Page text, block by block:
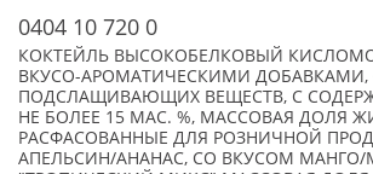
0404 10 720 0
КОКТЕЙЛЬ ВЫСОКОБЕЛКОВЫЙ
ВКУСО-АРОМАТИЧЕСКИМИ
ПОДСЛАЩИВАЮЩИХ ВЕЩЕСТВ, С
НЕ БОЛЕЕ 15 МАС. %, МАССОВАЯ ДОЛЯ
РАСФАСОВАННЫЕ ДЛЯ РОЗНИЧНОЙ
АПЕЛЬСИН/АНАНАС, СО ВКУСОМ МАНГО/